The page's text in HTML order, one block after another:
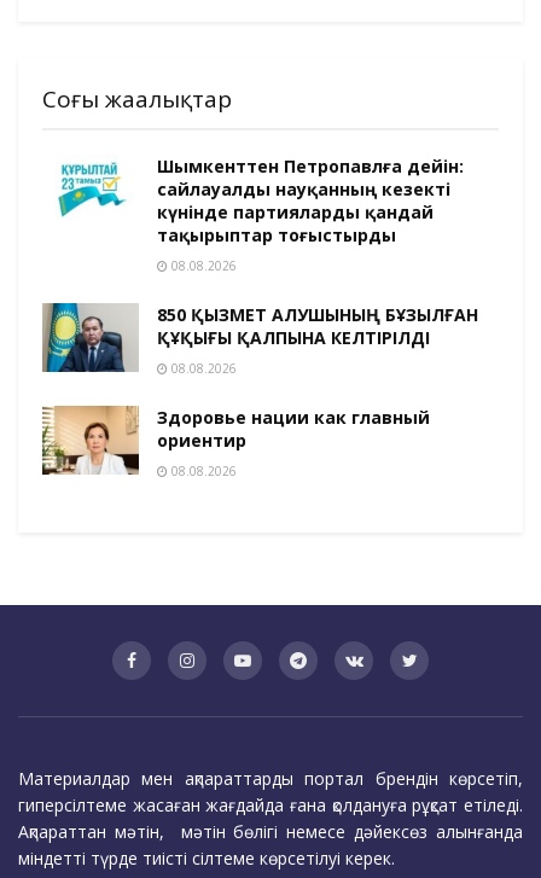
Соңғы жаңалықтар
Шымкенттен Петропавлға дейін:
сайлауалды науқанның кезекті
күнінде партияларды қандай
тақырыптар тоғыстырды
08.08.2026
850 ҚЫЗМЕТ АЛУШЫНЫҢ БҰЗЫЛҒАН
ҚҰҚЫҒЫ ҚАЛПЫНА КЕЛТІРІЛДІ
08.08.2026
Здоровье нации как главный
ориентир
08.08.2026
Материалдар мен ақпараттарды портал брендін көрсетіп,
гиперсілтеме жасаған жағдайда ғана қолдануға рұқсат етіледі.
Ақпараттан мәтін, мәтін бөлігі немесе дәйексөз алынғанда
міндетті түрде тиісті сілтеме көрсетілуі керек.